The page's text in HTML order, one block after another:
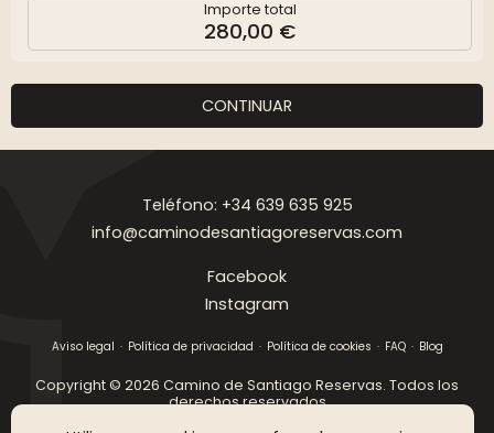
Importe total
280,00 €
CONTINUAR
Teléfono: +34 639 635 925
info@caminodesantiagoreservas.com
Facebook
Instagram
Aviso legal Política de privacidad Política de cookies FAQ Blog
Copyright © 2026 Camino de Santiago Reservas. Todos los
derechos reservados